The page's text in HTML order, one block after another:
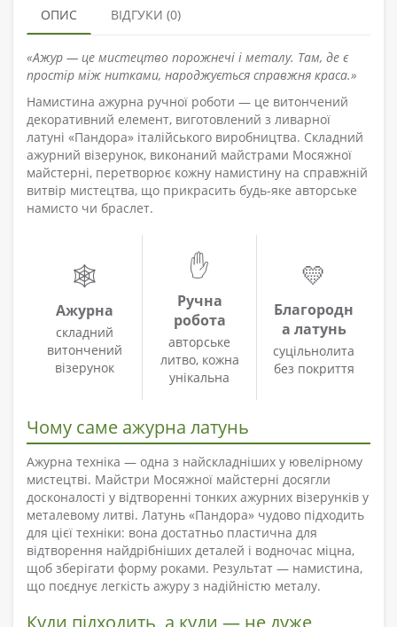
ОПИС ВІДГУКИ (0)
«Ажур — це мистецтво порожнечі і металу. Там, де є
простір між нитками, народжується справжня краса.»
Намистина ажурна ручної роботи — це витончений
декоративний елемент, виготовлений з ливарної
латуні «Пандора» італійського виробництва. Складний
ажурний візерунок, виконаний майстрами Мосяжної
майстерні, перетворює кожну намистину на справжній
витвір мистецтва, що прикрасить будь-яке авторське
намисто чи браслет.
🕸️
Ажурна
складний
витончений
візерунок
✋
Ручна
робота
авторське
литво, кожна
унікальна
💛
Благородн
а латунь
суцільнолита
без покриття
Чому саме ажурна латунь
Ажурна техніка — одна з найскладніших у ювелірному
мистецтві. Майстри Мосяжної майстерні досягли
досконалості у відтворенні тонких ажурних візерунків у
металевому литві. Латунь «Пандора» чудово підходить
для цієї техніки: вона достатньо пластична для
відтворення найдрібніших деталей і водночас міцна,
щоб зберігати форму роками. Результат — намистина,
що поєднує легкість ажуру з надійністю металу.